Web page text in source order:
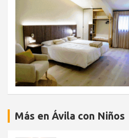
Más en Ávila con Niños